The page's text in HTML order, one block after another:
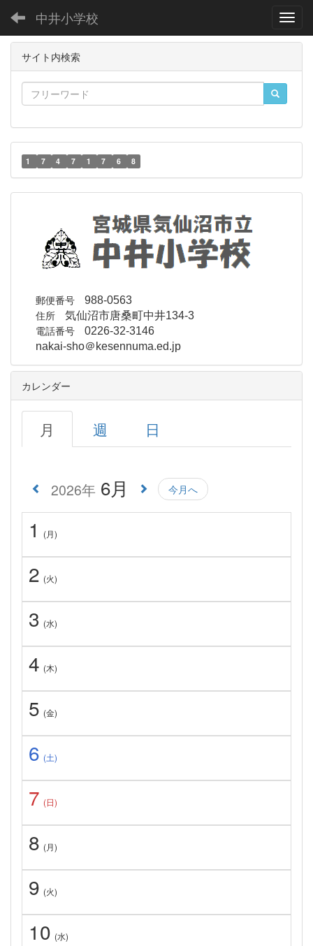
中井小学校
サイト内検索
1 7 4 7 1 7 6 8
郵便番号 988-0563
住所 気仙沼市唐桑町中井134-3
電話番号 0226-32-3146
nakai-sho＠kesennuma.ed.jp
カレンダー
月 週 日
2026年 6月 今月へ
1 (月)
2 (火)
3 (水)
4 (木)
5 (金)
6 (土)
7 (日)
8 (月)
9 (火)
10 (水)